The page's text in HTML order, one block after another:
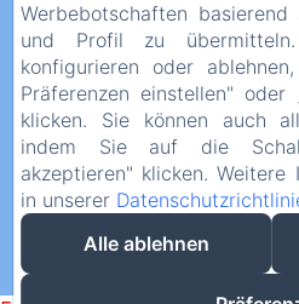
Zimmer
Kontakt
Rechtliche
EN IT
Powered mit
Werbebotschaften
und Profil zu
konfigurieren oder
Präferenzen einstellen" oder
klicken. Sie können auch
indem Sie auf die
akzeptieren" klicken.
in unserer
Alle ablehnen